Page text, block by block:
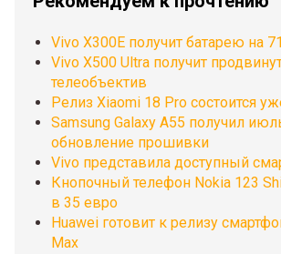
Vivo X300E получит батарею на
Vivo X500 Ultra получит
телеобъектив
Релиз Xiaomi 18 Pro состоится
Samsung Galaxy A55 получил
обновление прошивки
Vivo представила доступный
Кнопочный телефон Nokia 123
в 35 евро
Huawei готовит к релизу
Max